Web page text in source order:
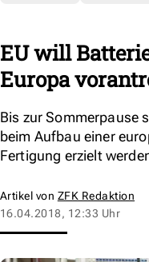
EU will
Europa
Bis zur Sommerpause
beim Aufbau einer
Fertigung erzielt
Artikel von ZFK Redaktion
16.04.2018, 12:33 Uhr